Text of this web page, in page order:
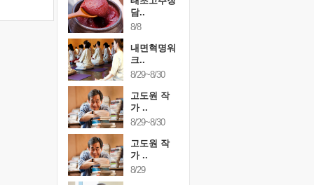
담..
8/8
내면혁명워
크..
8/29~8/30
고도원 작
가 ..
8/29~8/30
고도원 작
가 ..
8/29